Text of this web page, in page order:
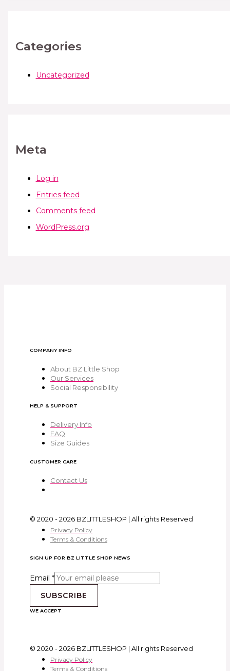
Categories
Uncategorized
Meta
Log in
Entries feed
Comments feed
WordPress.org
COMPANY INFO
About BZ Little Shop
Our Services
Social Responsibility
HELP & SUPPORT
Delivery Info
FAQ
Size Guides
CUSTOMER CARE
Contact Us
© 2020 - 2026 BZLITTLESHOP | All rights Reserved
Privacy Policy
Terms & Conditions
SIGN UP FOR BZ LITTLE SHOP NEWS
Email *
SUBSCRIBE
WE ACCEPT
© 2020 - 2026 BZLITTLESHOP | All rights Reserved
Privacy Policy
Terms & Conditions